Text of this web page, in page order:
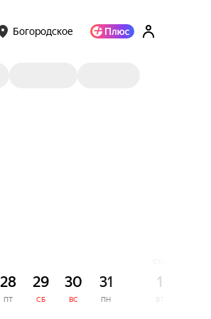
Богородское
28
ПТ
29
СБ
30
ВС
31
ПН
1
ВТ